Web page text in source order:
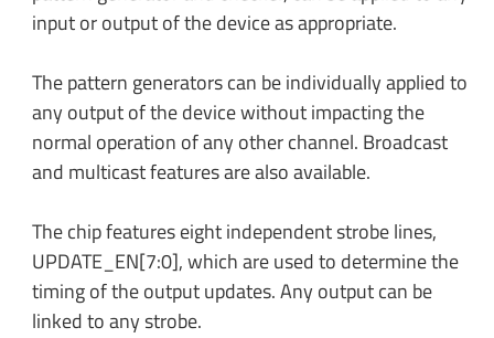
input or output of the device as appropriate.
The pattern generators can be individually applied to
any output of the device without impacting the
normal operation of any other channel. Broadcast
and multicast features are also available.
The chip features eight independent strobe lines,
UPDATE_EN[7:0], which are used to determine the
timing of the output updates. Any output can be
linked to any strobe.